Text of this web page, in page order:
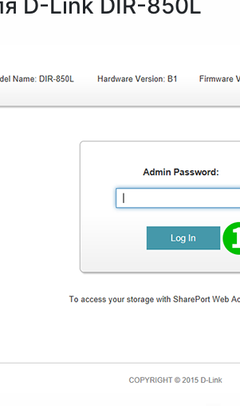
D-Link DIR-850L